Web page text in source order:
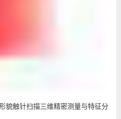
貌触针扫描三维精密测量与特征分